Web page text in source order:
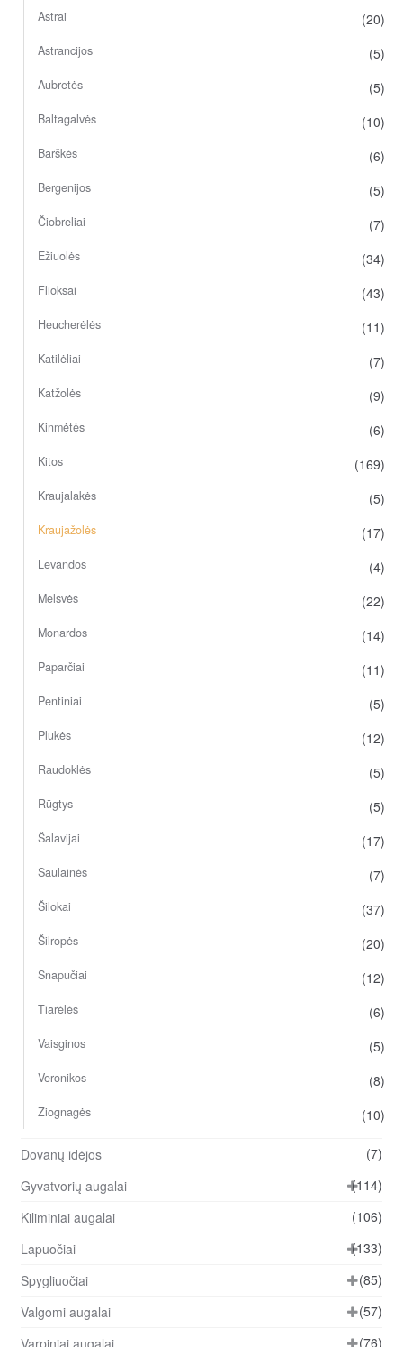
Astrai (20)
Astrancijos (5)
Aubretės (5)
Baltagalvės (10)
Barškės (6)
Bergenijos (5)
Čiobreliai (7)
Ežiuolės (34)
Flioksai (43)
Heucherėlės (11)
Katilėliai (7)
Katžolės (9)
Kinmėtės (6)
Kitos (169)
Kraujalakės (5)
Kraujažolės (17)
Levandos (4)
Melsvės (22)
Monardos (14)
Paparčiai (11)
Pentiniai (5)
Plukės (12)
Raudoklės (5)
Rūgtys (5)
Šalavijai (17)
Saulainės (7)
Šilokai (37)
Šilropės (20)
Snapučiai (12)
Tiarėlės (6)
Vaisginos (5)
Veronikos (8)
Žiognagės (10)
Dovanų idėjos
(7)
Gyvatvorių augalai
(114)
Kiliminiai augalai
(106)
Lapuočiai
(133)
Spygliuočiai
(85)
Valgomi augalai
(57)
Varpiniai augalai
(76)